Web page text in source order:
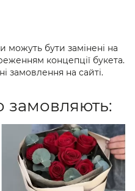
можуть бути замінені на
концепції букета.
замовлення на сайті.
замовляють: